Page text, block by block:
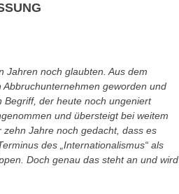
Jahren noch glaubten. Aus dem
geworden und
Begriff, der heute noch ungeniert
und übersteigt bei weitem
Jahre noch gedacht, dass es
des „Internationalismus“ als
Doch genau das steht an und wird